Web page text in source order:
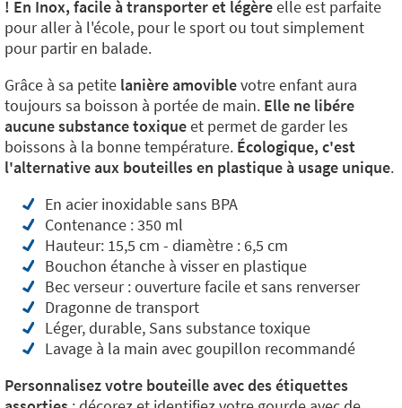
! En Inox, facile à transporter et légèreelle est parfaite
pour aller à l'école, pour le sport ou tout simplement
pour partir en balade.
Grâce à sa petite lanière amoviblevotre enfant aura
toujours sa boisson à portée de main. Elle ne libére
aucune substance toxiqueet permet de garder les
boissons à la bonne température. Écologique, c'est
l'alternative aux bouteilles en plastique à usage unique.
En acier inoxidable sans BPA
Contenance : 350 ml
Hauteur: 15,5 cm - diamètre : 6,5 cm
Bouchon étanche à visser en plastique
Bec verseur : ouverture facile et sans renverser
Dragonne de transport
Léger, durable, Sans substance toxique
Lavage à la main avec goupillon recommandé
Personnalisez votre bouteille avec des étiquettes